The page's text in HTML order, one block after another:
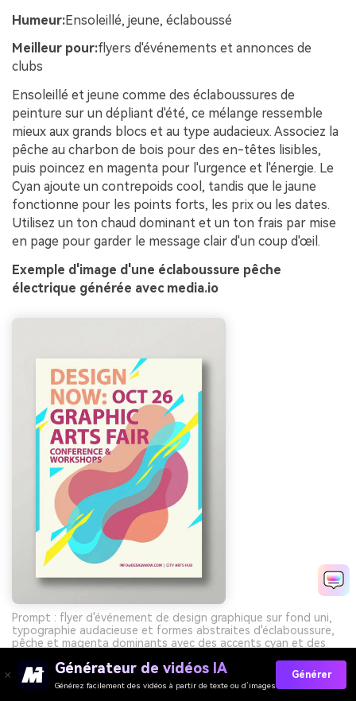
Humeur:Ensoleillé, jeune, éclaboussé
Meilleur pour:flyers d'événements et annonces de
clubs
Ensoleillé et jeune comme des éclaboussures de
peinture sur un dépliant d'été, ce mélange ressemble
mieux aux grands blocs et au type audacieux. Associez la
pêche au charbon de bois pour des en-têtes lisibles,
puis poincez en magenta pour l'urgence et l'énergie. Le
Cyan ajoute un contrepoids cool, tandis que le jaune
fonctionne pour les points forts, les prix ou les dates.
Utilisez un ton chaud dominant et un ton frais par mise
en page pour garder le message clair d'un coup d'œil.
Exemple d'image d'une éclaboussure pêche
électrique générée avec media.io
Prompt : flyer d'événement de design graphique sur fond uni,
typographie audacieuse et formes abstraites d'éclaboussure,
pêche et magenta dominants avec des accents cyan et des
photos --ar 3:4Générateur de vidéos IA
Générez facilement des vidéos à partir de texte ou d’images
Générer